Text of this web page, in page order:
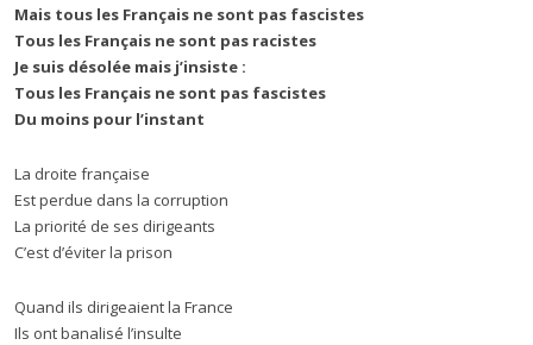
Mais tous les Français ne sont pas fascistes
Tous les Français ne sont pas racistes
Je suis désolée mais j’insiste :
Tous les Français ne sont pas fascistes
Du moins pour l’instant
La droite française
Est perdue dans la corruption
La priorité de ses dirigeants
C’est d’éviter la prison
Quand ils dirigeaient la France
Ils ont banalisé l’insulte